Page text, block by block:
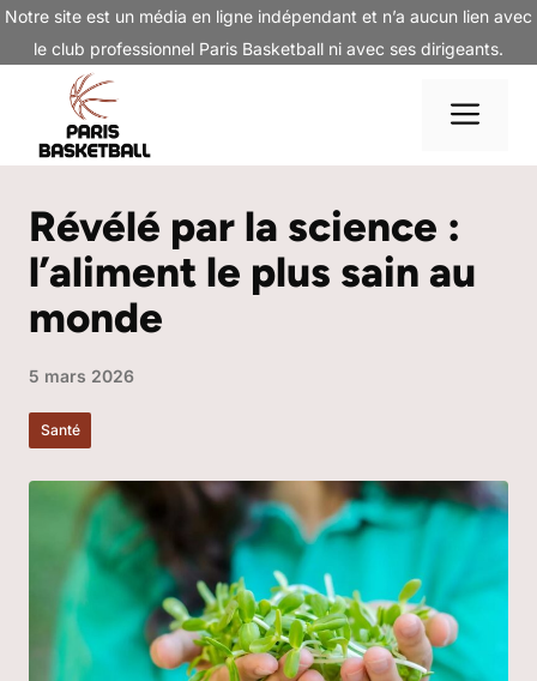
Aller
contenu
Notre site est un média en ligne indépendant et n’a aucun lien avec
le club professionnel Paris Basketball ni avec ses dirigeants.
Révélé par la science :
l’aliment le plus sain au
monde
5 mars 2026
Santé